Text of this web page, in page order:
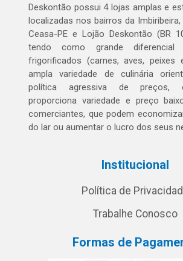
Deskontão possui 4 lojas amplas e
localizadas nos bairros da Imbiribeira,
Ceasa-PE e Lojão Deskontão (BR
tendo como grande diferencial
frigorificados (carnes, aves,
ampla variedade de culinária
política agressiva de preços,
proporciona variedade e preço
comerciantes, que podem
do lar ou aumentar o lucro dos seus
Institucional
Política de
Trabalhe Conosco
Formas de